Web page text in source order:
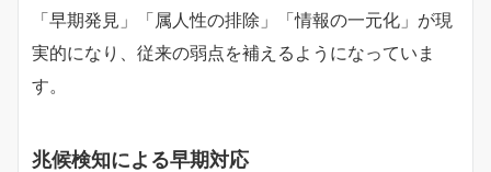
「早期発見」「属人性の排除」「情報の一元化」が現
実的になり、従来の弱点を補えるようになっていま
す。
兆候検知による早期対応